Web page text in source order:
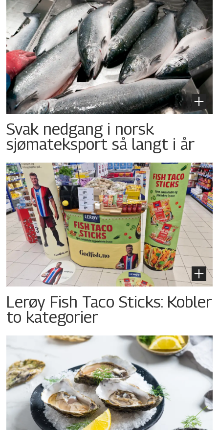
Svak nedgang i norsk
sjømateksport så langt i år
Lerøy Fish Taco Sticks: Kobler
to kategorier